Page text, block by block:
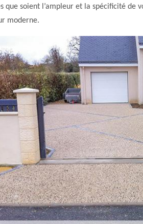
soient l’ampleur et la spécificité de
moderne.